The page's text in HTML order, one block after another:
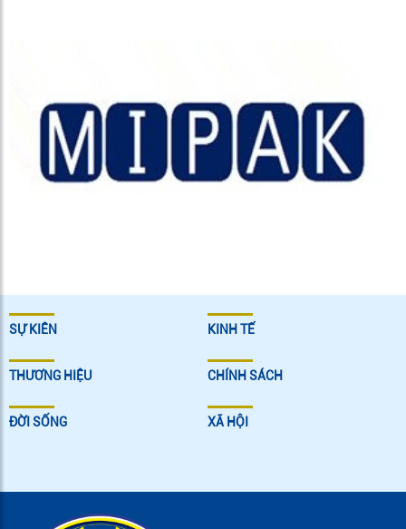
SỰ KIÊN KINH TẾ
THƯƠNG HIỆU CHÍNH SÁCH
ĐỜI SỐNG XÃ HỘI